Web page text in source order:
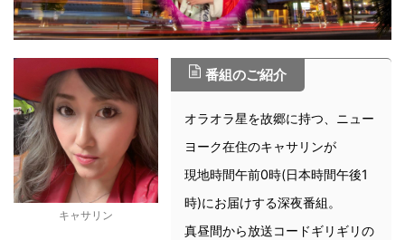
キャサリン
番組のご紹介
オラオラ星を故郷に持つ、ニュー
ヨーク在住のキャサリンが
現地時間午前0時(日本時間午後1
時)にお届けする深夜番組。
真昼間から放送コードギリギリの